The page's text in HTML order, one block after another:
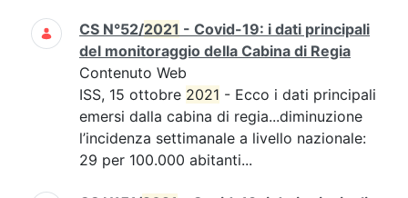
CS N°52/2021 - Covid-19: i dati principali
del monitoraggio della Cabina di Regia
Contenuto Web
ISS, 15 ottobre 2021 - Ecco i dati principali
emersi dalla cabina di regia...diminuzione
l’incidenza settimanale a livello nazionale:
29 per 100.000 abitanti...